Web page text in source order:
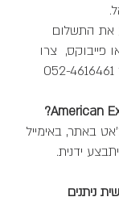
את התשלום
פייבוקס, צרו
052-4616461
באתר, באימייל
ידנית.
ניתנים